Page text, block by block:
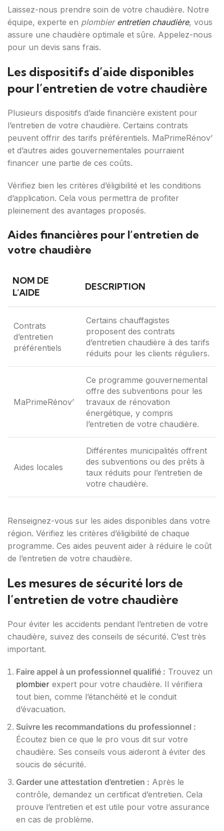
Laissez-nous prendre soin de votre chaudière. Notre
équipe, experte en plombier entretien chaudière, vous
assure une chaudière optimale et sûre. Appelez-nous
pour un devis sans frais.
Les dispositifs d’aide disponibles
pour l’entretien de votre chaudière
Plusieurs dispositifs d’aide financière existent pour
l’entretien de votre chaudière. Certains contrats
peuvent offrir des tarifs préférentiels. MaPrimeRénov’
et d’autres aides gouvernementales pourraient
financer une partie de ces coûts.
Vérifiez bien les critères d’éligibilité et les conditions
d’application. Cela vous permettra de profiter
pleinement des avantages proposés.
Aides financières pour l’entretien de
votre chaudière
NOM DE
L’AIDE
DESCRIPTION
Contrats
d’entretien
préférentiels
Certains chauffagistes
proposent des contrats
d’entretien chaudière à des tarifs
réduits pour les clients réguliers.
MaPrimeRénov’
Ce programme gouvernemental
offre des subventions pour les
travaux de rénovation
énergétique, y compris
l’entretien de votre chaudière.
Aides locales
Différentes municipalités offrent
des subventions ou des prêts à
taux réduits pour l’entretien de
votre chaudière.
Renseignez-vous sur les aides disponibles dans votre
région. Vérifiez les critères d’éligibilité de chaque
programme. Ces aides peuvent aider à réduire le coût
de l’entretien de votre chaudière.
Les mesures de sécurité lors de
l’entretien de votre chaudière
Pour éviter les accidents pendant l’entretien de votre
chaudière, suivez des conseils de sécurité. C’est très
important.
Faire appel à un professionnel qualifié : Trouvez un
plombier expert pour votre chaudière. Il vérifiera
tout bien, comme l’étanchéité et le conduit
d’évacuation.
Suivre les recommandations du professionnel :
Écoutez bien ce que le pro vous dit sur votre
chaudière. Ses conseils vous aideront à éviter des
soucis de sécurité.
Garder une attestation d’entretien : Après le
contrôle, demandez un certificat d’entretien. Cela
prouve l’entretien et est utile pour votre assurance
en cas de problème.